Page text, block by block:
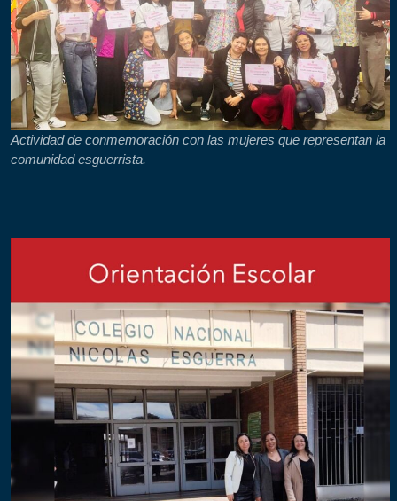
Actividad de conmemoración con las mujeres que representan la
comunidad esguerrista.